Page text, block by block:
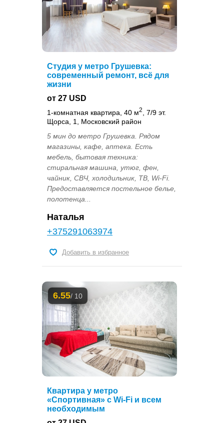
Студия у метро Грушевка:
современный ремонт, всё для
жизни
от 27 USD
1-комнатная квартира, 40 м2
, 7/9 эт.
Щорса, 1, Московский район
5 мин до метро Грушевка. Рядом
магазины, кафе, аптека. Есть
мебель, бытовая техника:
стиральная машина, утюг, фен,
чайник, СВЧ, холодильник, ТВ, Wi-Fi.
Предоставляется постельное белье,
полотенца...
Наталья
+375291063974
Добавить в избранное
6.55/ 10
Квартира у метро
«Спортивная» с Wi-Fi и всем
необходимым